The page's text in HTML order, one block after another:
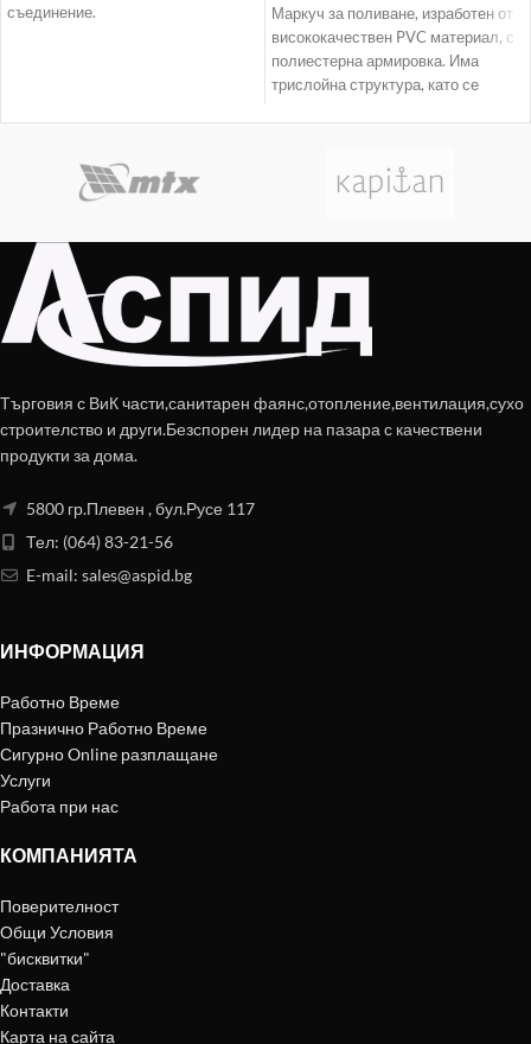
съединение.
Маркуч за поливане, изработен от
висококачествен PVC материал, с
полиестерна армировка. Има
трислойна структура, като се
Търговия с ВиК части,санитарен фаянс,отопление,вентилация,сухо
строителство и други.Безспорен лидер на пазара с качествени
продукти за дома.
5800 гр.Плевен , бул.Русе 117
Тел: (064) 83-21-56
E-mail: sales@aspid.bg
ИНФОРМАЦИЯ
Работно Време
Празнично Работно Време
Сигурно Online разплащане
Услуги
Работа при нас
КОМПАНИЯТА
Поверителност
Общи Условия
"бисквитки"
Доставка
Контакти
Карта на сайта